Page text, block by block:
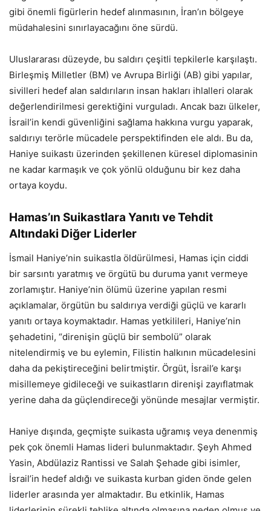
gibi önemli figürlerin hedef alınmasının, İran’ın bölgeye
müdahalesini sınırlayacağını öne sürdü.
Uluslararası düzeyde, bu saldırı çeşitli tepkilerle karşılaştı.
Birleşmiş Milletler (BM) ve Avrupa Birliği (AB) gibi yapılar,
sivilleri hedef alan saldırıların insan hakları ihlalleri olarak
değerlendirilmesi gerektiğini vurguladı. Ancak bazı ülkeler,
İsrail’in kendi güvenliğini sağlama hakkına vurgu yaparak,
saldırıyı terörle mücadele perspektifinden ele aldı. Bu da,
Haniye suikastı üzerinden şekillenen küresel diplomasinin
ne kadar karmaşık ve çok yönlü olduğunu bir kez daha
ortaya koydu.
Hamas’ın Suikastlara Yanıtı ve Tehdit
Altındaki Diğer Liderler
İsmail Haniye’nin suikastla öldürülmesi, Hamas için ciddi
bir sarsıntı yaratmış ve örgütü bu duruma yanıt vermeye
zorlamıştır. Haniye’nin ölümü üzerine yapılan resmi
açıklamalar, örgütün bu saldırıya verdiği güçlü ve kararlı
yanıtı ortaya koymaktadır. Hamas yetkilileri, Haniye’nin
şehadetini, “direnişin güçlü bir sembolü” olarak
nitelendirmiş ve bu eylemin, Filistin halkının mücadelesini
daha da pekiştireceğini belirtmiştir. Örgüt, İsrail’e karşı
misillemeye gidileceği ve suikastların direnişi zayıflatmak
yerine daha da güçlendireceği yönünde mesajlar vermiştir.
Haniye dışında, geçmişte suikasta uğramış veya denenmiş
pek çok önemli Hamas lideri bulunmaktadır. Şeyh Ahmed
Yasin, Abdülaziz Rantissi ve Salah Şehade gibi isimler,
İsrail’in hedef aldığı ve suikasta kurban giden önde gelen
liderler arasında yer almaktadır. Bu etkinlik, Hamas